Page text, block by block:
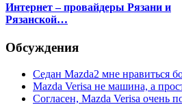
Интернет – провайдеры Рязани и
Рязанской…
Обсуждения
Седан Mazda2 мне нравиться
Mazda Verisa не машина, а
Согласен, Mazda Verisa